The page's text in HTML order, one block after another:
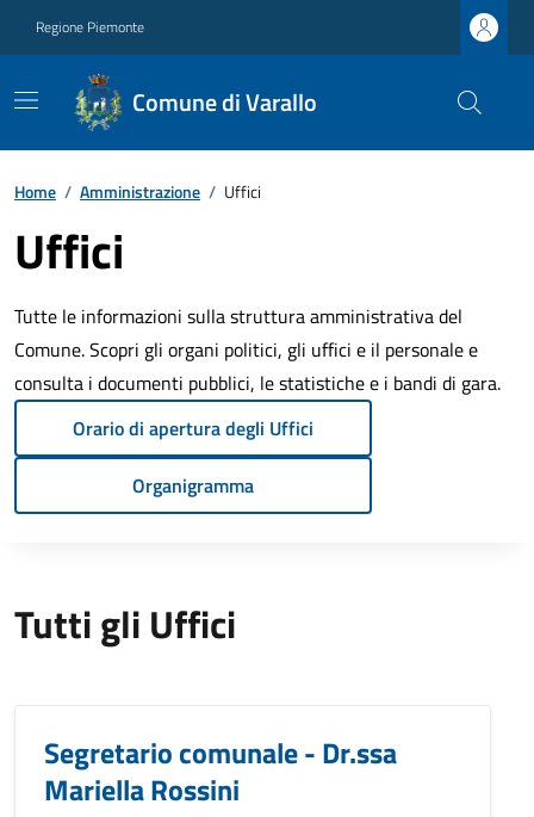
Regione Piemonte
Comune di Varallo
Home / Amministrazione / Uffici
Uffici
Tutte le informazioni sulla struttura amministrativa del
Comune. Scopri gli organi politici, gli uffici e il personale e
consulta i documenti pubblici, le statistiche e i bandi di gara.
Orario di apertura degli Uffici
Organigramma
Tutti gli Uffici
Segretario comunale - Dr.ssa
Mariella Rossini